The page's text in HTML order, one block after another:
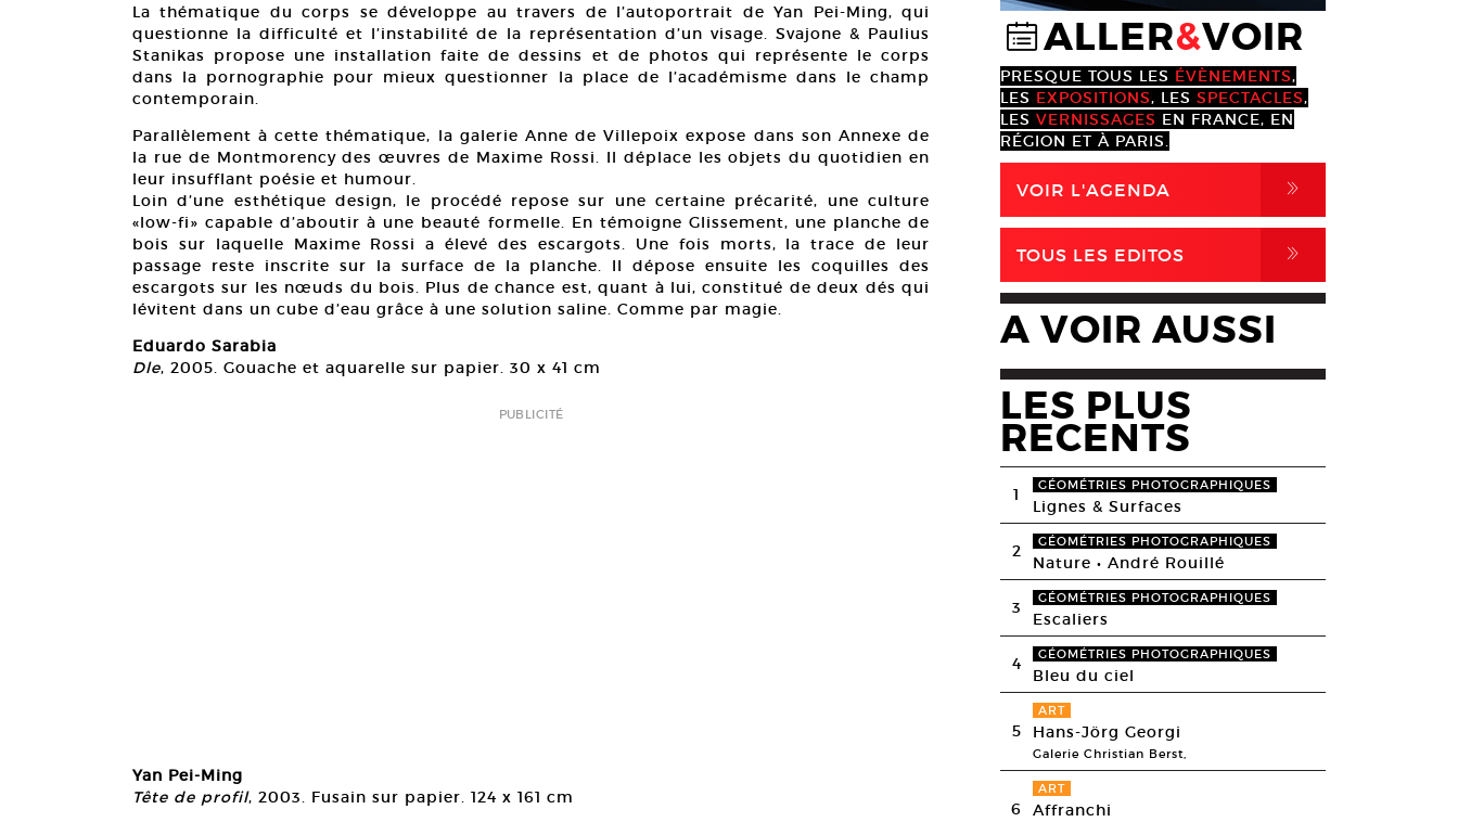
La thématique du corps se développe au travers de l’autoportrait de Yan Pei-Ming, qui
questionne la difficulté et l’instabilité de la représentation d’un visage. Svajone & Paulius
Stanikas propose une installation faite de dessins et de photos qui représente le corps
dans la pornographie pour mieux questionner la place de l’académisme dans le champ
contemporain.
Parallèlement à cette thématique, la galerie Anne de Villepoix expose dans son Annexe de
la rue de Montmorency des œuvres de Maxime Rossi. Il déplace les objets du quotidien en
leur insufflant poésie et humour.
Loin d’une esthétique design, le procédé repose sur une certaine précarité, une culture
«low-fi» capable d’aboutir à une beauté formelle. En témoigne Glissement, une planche de
bois sur laquelle Maxime Rossi a élevé des escargots. Une fois morts, la trace de leur
passage reste inscrite sur la surface de la planche. Il dépose ensuite les coquilles des
escargots sur les nœuds du bois. Plus de chance est, quant à lui, constitué de deux dés qui
lévitent dans un cube d’eau grâce à une solution saline. Comme par magie.
Eduardo Sarabia
Dle, 2005. Gouache et aquarelle sur papier. 30 x 41 cm
PUBLICITÉ
Yan Pei-Ming
Tête de profil, 2003. Fusain sur papier. 124 x 161 cm
@ALLER&VOIR
PRESQUE TOUS LES ÉVÈNEMENTS,
LES EXPOSITIONS, LES SPECTACLES,
LES VERNISSAGES EN FRANCE, EN
RÉGION ET À PARIS.
VOIR L'AGENDA ,
TOUS LES EDITOS ,
A VOIR AUSSI
LES PLUS
RECENTS
1 GÉOMÉTRIES PHOTOGRAPHIQUES
Lignes & Surfaces
2 GÉOMÉTRIES PHOTOGRAPHIQUES
Nature • André Rouillé
3 GÉOMÉTRIES PHOTOGRAPHIQUES
Escaliers
4 GÉOMÉTRIES PHOTOGRAPHIQUES
Bleu du ciel
5
ART
Hans-Jörg Georgi
Galerie Christian Berst,
6
ART
Affranchi